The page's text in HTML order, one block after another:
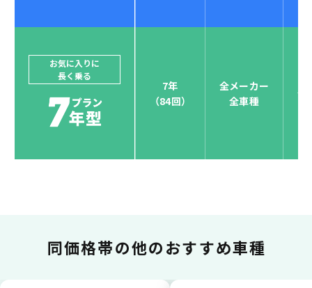
ジョイカルジャパンでは、カーリース決済を国際5大カ
他にはないサービスがクレジットカード決済、賢くポ
イント運用も！
ポイント還元
お気に入りに
長く乗る
7年
（84回）
全メーカー
全車種
全
同価格帯の他のおすすめ車種